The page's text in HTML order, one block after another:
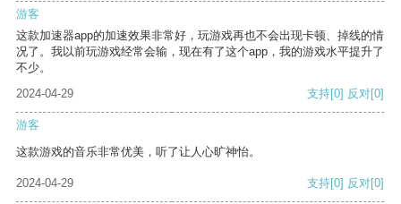
游客
这款加速器app的加速效果非常好，玩游戏再也不会出现卡顿、掉线的情
况了。我以前玩游戏经常会输，现在有了这个app，我的游戏水平提升了
不少。
2024-04-29
支持[0] 反对[0]
游客
这款游戏的音乐非常优美，听了让人心旷神怡。
2024-04-29 支持[0] 反对[0]